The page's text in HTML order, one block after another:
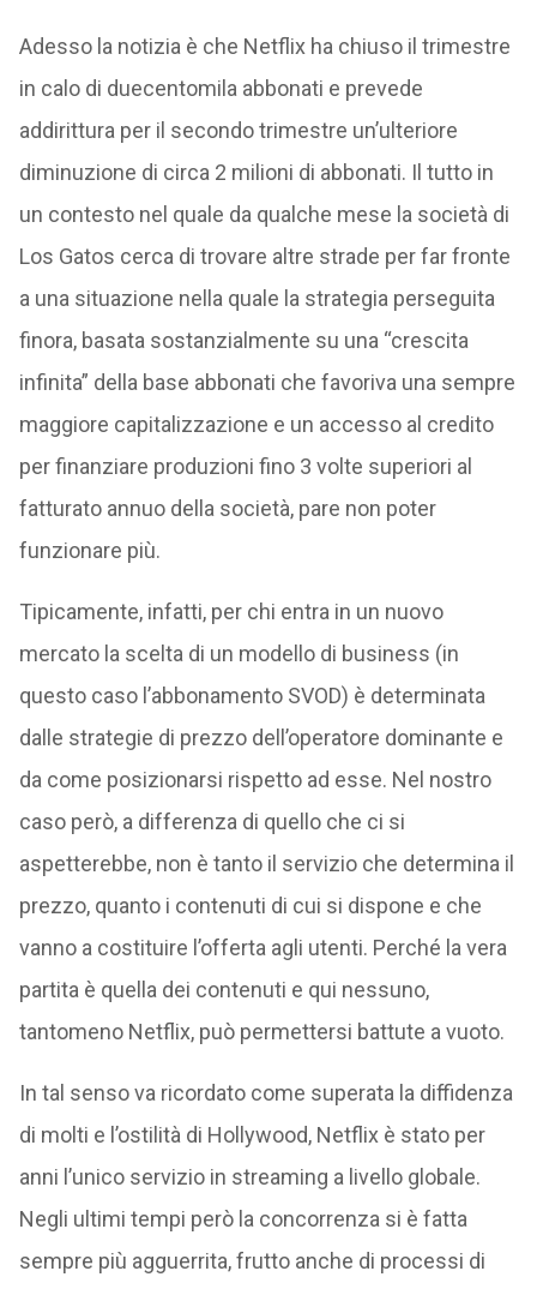
Adesso la notizia è che Netflix ha chiuso il trimestre
in calo di duecentomila abbonati e prevede
addirittura per il secondo trimestre un’ulteriore
diminuzione di circa 2 milioni di abbonati. Il tutto in
un contesto nel quale da qualche mese la società di
Los Gatos cerca di trovare altre strade per far fronte
a una situazione nella quale la strategia perseguita
finora, basata sostanzialmente su una “crescita
infinita” della base abbonati che favoriva una sempre
maggiore capitalizzazione e un accesso al credito
per finanziare produzioni fino 3 volte superiori al
fatturato annuo della società, pare non poter
funzionare più.
Tipicamente, infatti, per chi entra in un nuovo
mercato la scelta di un modello di business (in
questo caso l’abbonamento SVOD) è determinata
dalle strategie di prezzo dell’operatore dominante e
da come posizionarsi rispetto ad esse. Nel nostro
caso però, a differenza di quello che ci si
aspetterebbe, non è tanto il servizio che determina il
prezzo, quanto i contenuti di cui si dispone e che
vanno a costituire l’offerta agli utenti. Perché la vera
partita è quella dei contenuti e qui nessuno,
tantomeno Netflix, può permettersi battute a vuoto.
In tal senso va ricordato come superata la diffidenza
di molti e l’ostilità di Hollywood, Netflix è stato per
anni l’unico servizio in streaming a livello globale.
Negli ultimi tempi però la concorrenza si è fatta
sempre più agguerrita, frutto anche di processi di